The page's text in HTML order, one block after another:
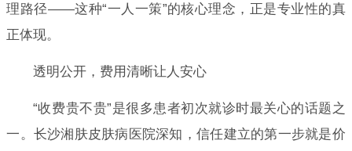
理路径——这种“一人一策”的核心理念，正是专业性的真
正体现。
透明公开，费用清晰让人安心
“收费贵不贵”是很多患者初次就诊时最关心的话题之
一。长沙湘肤皮肤病医院深知，信任建立的第一步就是价